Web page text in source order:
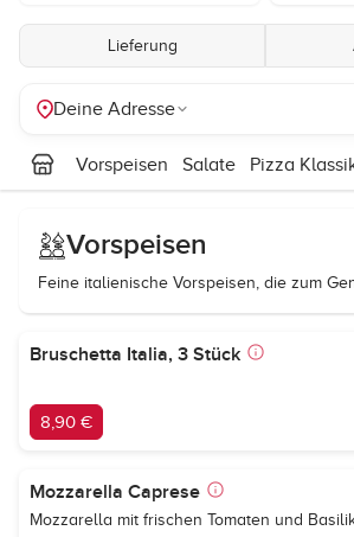
Lieferung
Deine Adresse
Vorspeisen Salate Pizza
Vorspeisen
Feine italienische Vorspeisen, die zum
Bruschetta Italia, 3 Stück
8,90 €
Mozzarella Caprese
Mozzarella mit frischen Tomaten und